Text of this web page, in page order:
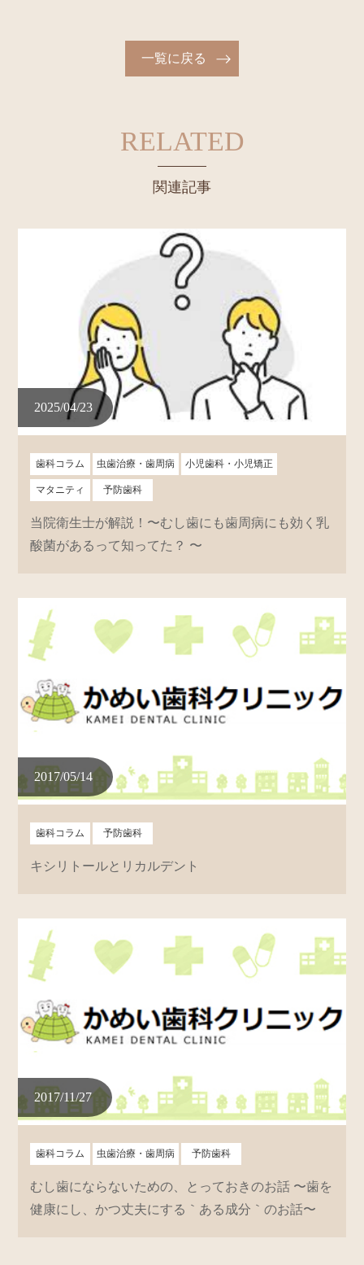
一覧に戻る
RELATED
関連記事
2025/04/23
歯科コラム 虫歯治療・歯周病 小児歯科・小児矯正
マタニティ 予防歯科
当院衛生士が解説！〜むし歯にも歯周病にも効く乳
酸菌があるって知ってた？ 〜
2017/05/14
歯科コラム 予防歯科
キシリトールとリカルデント
2017/11/27
歯科コラム 虫歯治療・歯周病 予防歯科
むし歯にならないための、とっておきのお話 〜歯を
健康にし、かつ丈夫にする｀ある成分｀のお話〜